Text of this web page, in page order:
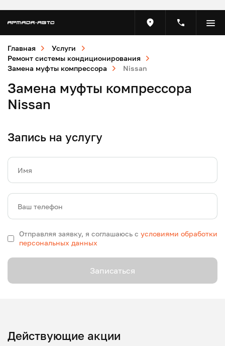
Главная
Услуги
Ремонт системы кондиционирования
Замена муфты компрессора
Nissan
Замена муфты компрессора
Nissan
Запись на услугу
Имя
Ваш телефон
Отправляя заявку, я соглашаюсь с условиями обработки
персональных данных
Записаться
Действующие акции